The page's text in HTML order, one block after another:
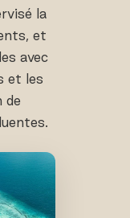
la
et
avec
et les
de